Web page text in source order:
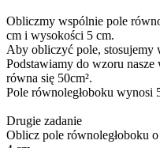
Obliczmy wspólnie pole
cm i wysokości 5 cm.
Aby obliczyć pole, stosujemy
Podstawiamy do wzoru
równa się 50cm².
Pole równoległoboku wynosi
Drugie zadanie
Oblicz pole równoległoboku